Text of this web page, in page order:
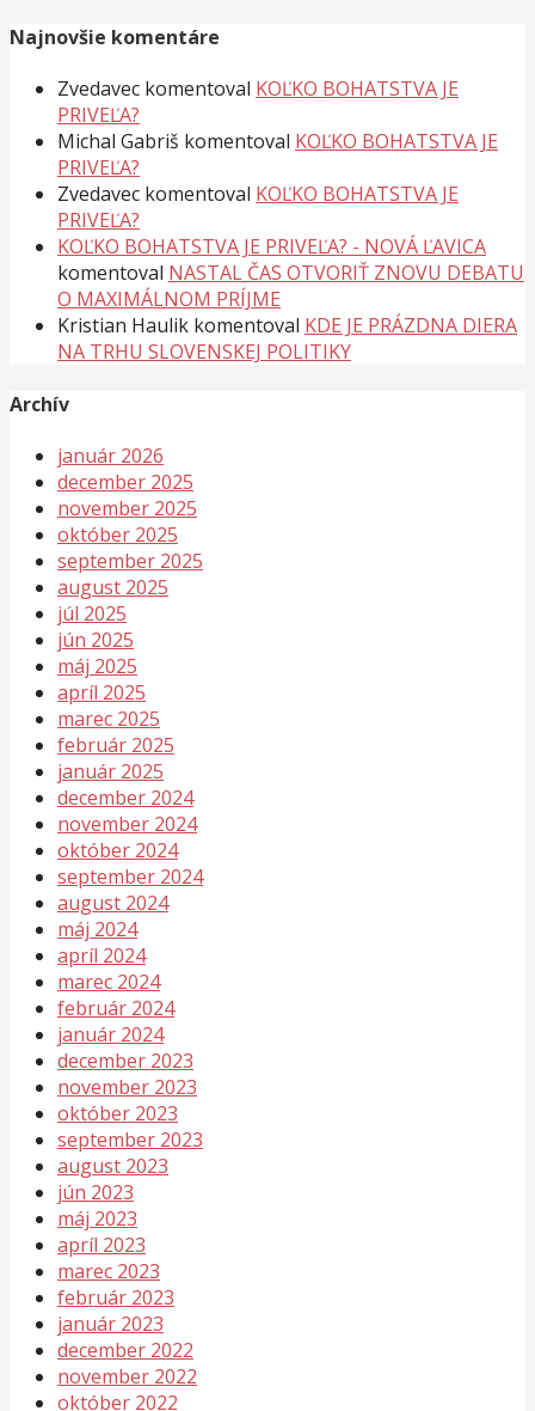
Najnovšie komentáre
Zvedavec komentoval KOĽKO BOHATSTVA JE
PRIVEĽA?
Michal Gabriš komentoval KOĽKO BOHATSTVA JE
PRIVEĽA?
Zvedavec komentoval KOĽKO BOHATSTVA JE
PRIVEĽA?
KOĽKO BOHATSTVA JE PRIVEĽA? - NOVÁ ĽAVICA
komentoval NASTAL ČAS OTVORIŤ ZNOVU DEBATU
O MAXIMÁLNOM PRÍJME
Kristian Haulik komentoval KDE JE PRÁZDNA DIERA
NA TRHU SLOVENSKEJ POLITIKY
Archív
január 2026
december 2025
november 2025
október 2025
september 2025
august 2025
júl 2025
jún 2025
máj 2025
apríl 2025
marec 2025
február 2025
január 2025
december 2024
november 2024
október 2024
september 2024
august 2024
máj 2024
apríl 2024
marec 2024
február 2024
január 2024
december 2023
november 2023
október 2023
september 2023
august 2023
jún 2023
máj 2023
apríl 2023
marec 2023
február 2023
január 2023
december 2022
november 2022
október 2022